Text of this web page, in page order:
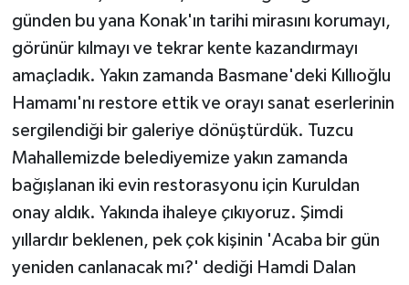
günden bu yana Konak'ın tarihi mirasını korumayı,
görünür kılmayı ve tekrar kente kazandırmayı
amaçladık. Yakın zamanda Basmane'deki Kıllıoğlu
Hamamı'nı restore ettik ve orayı sanat eserlerinin
sergilendiği bir galeriye dönüştürdük. Tuzcu
Mahallemizde belediyemize yakın zamanda
bağışlanan iki evin restorasyonu için Kuruldan
onay aldık. Yakında ihaleye çıkıyoruz. Şimdi
yıllardır beklenen, pek çok kişinin 'Acaba bir gün
yeniden canlanacak mı?' dediği Hamdi Dalan